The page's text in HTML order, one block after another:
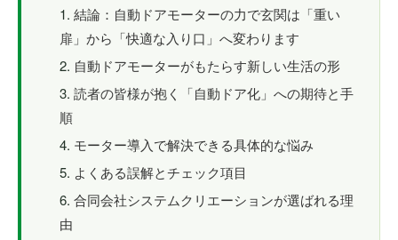
結論：自動ドアモーターの力で玄関は「重い
扉」から「快適な入り口」へ変わります
自動ドアモーターがもたらす新しい生活の形
読者の皆様が抱く「自動ドア化」への期待と手
順
モーター導入で解決できる具体的な悩み
よくある誤解とチェック項目
合同会社システムクリエーションが選ばれる理
由